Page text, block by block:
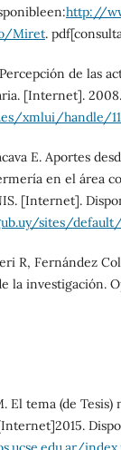
http://
Miret.
de las
[Internet].
xmlui/handle/
E. Aportes
en el área
[Internet].
sites/default/
R, Fernández
la investigación.
El tema (de Tesis)